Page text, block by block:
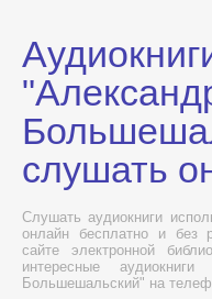
слушать
Слушать аудиокниги
онлайн бесплатно и без
сайте электронной
интересные
Большешальский" на